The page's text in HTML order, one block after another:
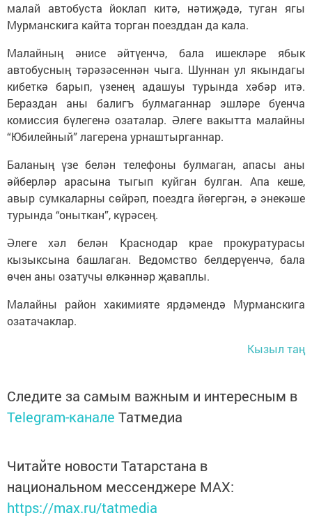
малай автобуста йоклап китә, нәтиҗәдә, туган ягы
Мурманскига кайта торган поезддан да кала.
Малайның әнисе әйтүенчә, бала ишекләре ябык
автобусның тәрәзәсеннән чыга. Шуннан ул якындагы
кибеткә барып, үзенең адашуы турында хәбәр итә.
Бераздан аны балигъ булмаганнар эшләре буенча
комиссия бүлегенә озаталар. Әлеге вакытта малайны
“Юбилейный” лагерена урнаштырганнар.
Баланың үзе белән телефоны булмаган, апасы аны
әйберләр арасына тыгып куйган булган. Апа кеше,
авыр сумкаларны сөйрәп, поездга йөгергән, ә энекәше
турында “оныткан”, күрәсең.
Әлеге хәл белән Краснодар крае прокуратурасы
кызыксына башлаган. Ведомство белдерүенчә, бала
өчен аны озатучы өлкәннәр җаваплы.
Малайны район хакимияте ярдәмендә Мурманскига
озатачаклар.
Кызыл таң
Следите за самым важным и интересным в
Telegram-канале Татмедиа
Читайте новости Татарстана в
национальном мессенджере MАХ:
https://max.ru/tatmedia